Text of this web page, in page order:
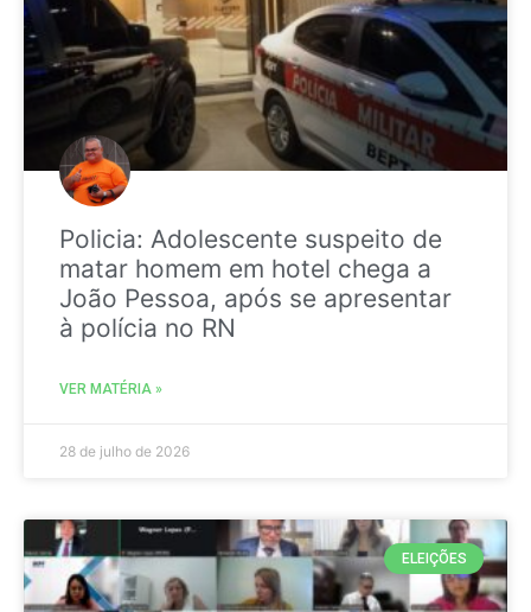
Policia: Adolescente suspeito de
matar homem em hotel chega a
João Pessoa, após se apresentar
à polícia no RN
VER MATÉRIA »
28 de julho de 2026
ELEIÇÕES